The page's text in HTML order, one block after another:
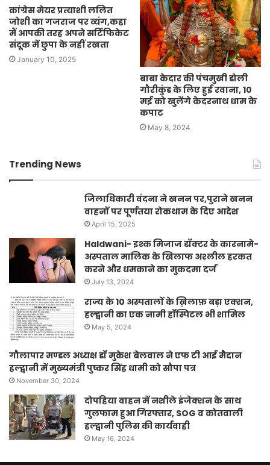
कांग्रेस मेयर प्रत्याशी ललित
जोशी का गजराज पर व्यंग,कहा
मैं आपकी तरह अपने सर्टिफिकेट
संदूक में छुपा के नहीं रखता
January 10, 2025
बाबा केदार की पंचमुखी डोली
गौरीकुंड के लिए हुई रवाना, 10
मई को खुलेंगे केदरनाथ धाम के
कपाट
May 8, 2024
Trending News
जिलाधिकारी वंदना ने खनन पर,पुराने खनन
वाहनों पर पूर्णतया रोकथाम के दिए आदेश
April 15, 2025
Haldwani- इश्क मिजाज डॉक्टर के कारनामे-
अस्पताल मालिक के खिलाफ अश्लील हरकत
करने और धमकाने का मुकदमा दर्ज
July 13, 2024
राज्य के 10 अस्पतालों के ख़िलाफ़ बड़ा एक्शन,
हल्द्वानी का एक नामी हॉस्पिटल भी शामिल
May 5, 2024
गौलापार मण्डल अध्यक्ष डॉ मुकेश बेलवाल ने एफ टी आई मैदान
हल्द्वानी में मुख्यमंत्री पुष्कर सिंह धामी को सौपा पत्र
November 30, 2024
दोपहिया वाहन में नशीले इंजेक्शन के साथ
गुलफाम हुआ गिरफ्तार, SOG व कोतवाली
हल्द्वानी पुलिस की कार्यवाही
May 16, 2024